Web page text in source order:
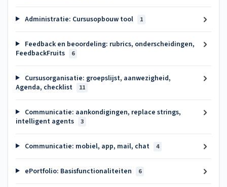
Administratie: Cursusopbouw tool 1
Feedback en beoordeling: rubrics, onderscheidingen,
FeedbackFruits
6
Cursusorganisatie: groepslijst, aanwezigheid,
Agenda, checklist
11
Communicatie: aankondigingen, replace strings,
intelligent agents
3
Communicatie: mobiel, app, mail, chat 4
ePortfolio: Basisfunctionaliteiten 6